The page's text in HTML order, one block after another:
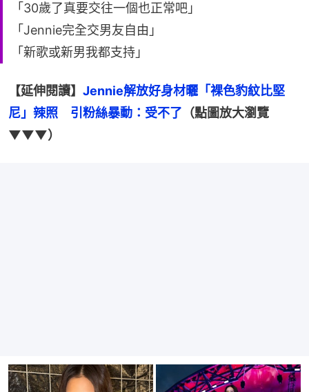
「30歲了真要交往一個也正常吧」
「Jennie完全交男友自由」
「新歌或新男我都支持」
【延伸閱讀】 Jennie解放好身材曬「裸色豹紋比堅
尼」辣照　引粉絲暴動：受不了 （點圖放大瀏覽
▼▼▼）